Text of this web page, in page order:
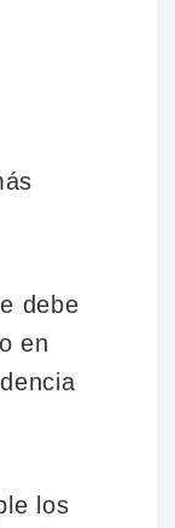
debe
en
los